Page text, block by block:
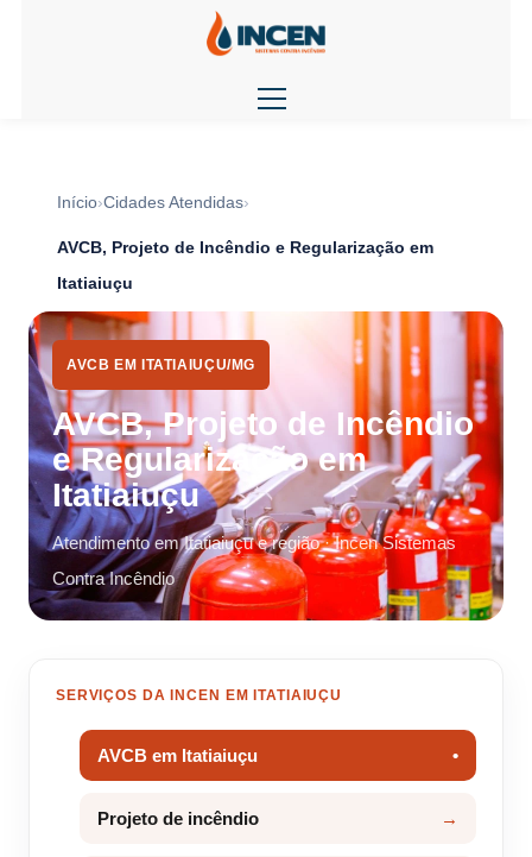
Início Cidades Atendidas
AVCB, Projeto de Incêndio e Regularização em
Itatiaiuçu
AVCB EM ITATIAIUÇU/MG
AVCB, Projeto de Incêndio
e Regularização em
Itatiaiuçu
Atendimento em Itatiaiuçu e região · Incen Sistemas
Contra Incêndio
SERVIÇOS DA INCEN EM ITATIAIUÇU
AVCB em Itatiaiuçu
Projeto de incêndio